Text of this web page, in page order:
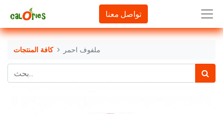
تواصل معنا
كافة المنتجات ملفوف احمر